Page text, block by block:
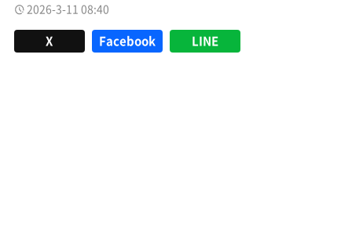
2026-3-11 08:40
X Facebook LINE